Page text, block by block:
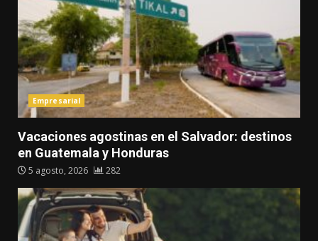
Empresarial
Vacaciones agostinas en el Salvador: destinos
en Guatemala y Honduras
5 agosto, 2026 282